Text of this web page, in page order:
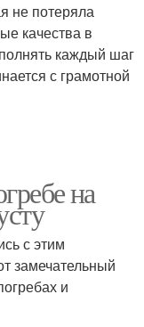
не потеряла
качества в
каждый шаг
с грамотной
на
с этим
замечательный
и